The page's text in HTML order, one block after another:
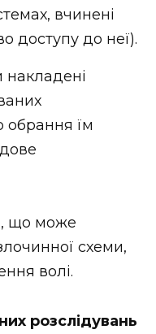
вчинені
доступу до неї).
накладені
обрання їм
що може
схеми,
волі.
розслідувань